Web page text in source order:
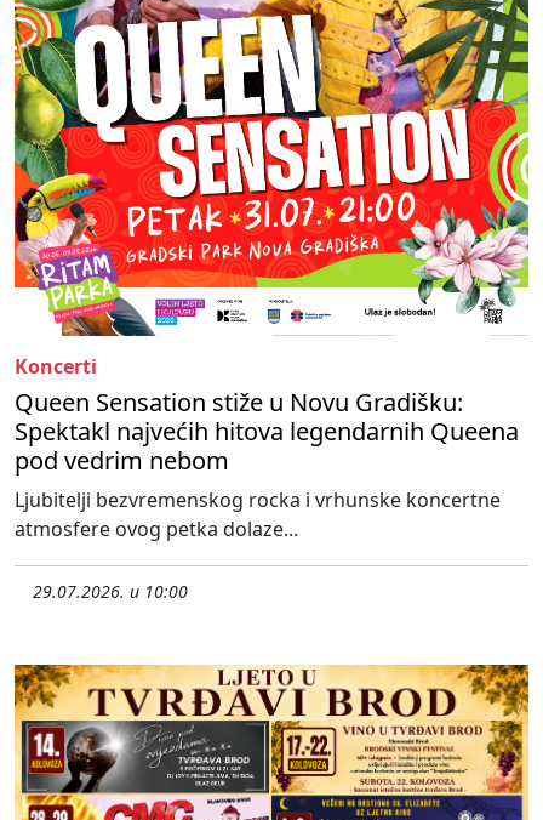
Koncerti
Queen Sensation stiže u Novu Gradišku:
Spektakl najvećih hitova legendarnih Queena
pod vedrim nebom
Ljubitelji bezvremenskog rocka i vrhunske koncertne
atmosfere ovog petka dolaze...
29.07.2026. u 10:00